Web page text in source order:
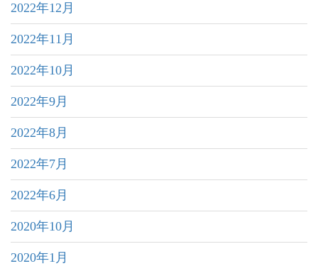
2022年12月
2022年11月
2022年10月
2022年9月
2022年8月
2022年7月
2022年6月
2020年10月
2020年1月